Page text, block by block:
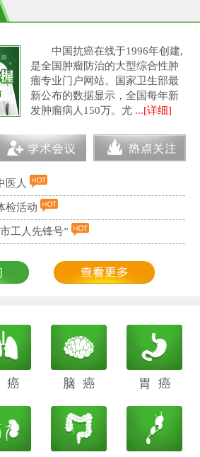
中国抗癌在线于1996年创建,
是全国肿瘤防治的大型综合性肿
瘤专业门户网站。国家卫生部最
新公布的数据显示，全国每年新
发肿瘤病人150万。尤 ...[详细]
医人
检活动
工人先锋号”
癌 甲状腺癌
脑 癌 前列腺癌
胃 癌